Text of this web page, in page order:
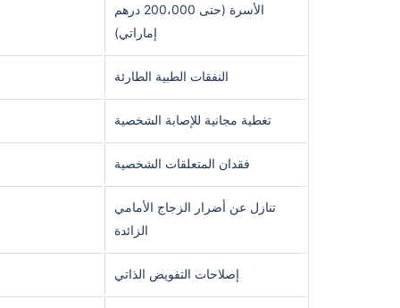
الأسرة (حتى 200،000 درهم
إماراتي)
النفقات الطبية الطارئة
تغطية مجانية للإصابة الشخصية
فقدان المتعلقات الشخصية
تنازل عن أضرار الزجاج الأمامي
الزائدة
إصلاحات التفويض الذاتي